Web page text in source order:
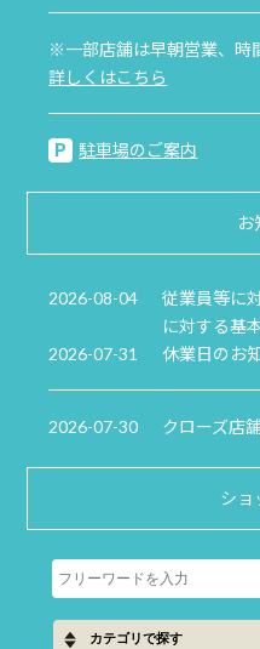
※一部店舗は早朝営業、時
詳しくはこちら
駐車場のご案内
お
2026-08-04
従業員等に
に対する基
2026-07-31
休業日のお
2026-07-30 クローズ店
ショ